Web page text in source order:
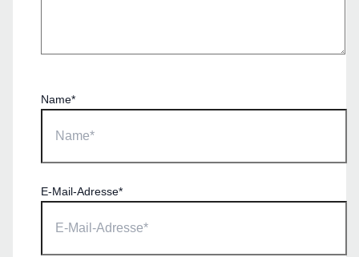
Name*
E-Mail-Adresse*